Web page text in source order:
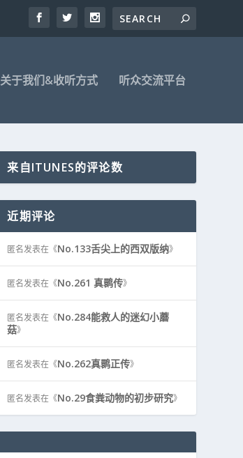
关于我们&收听方式 听众交流平台
来自ITUNES的评论数
近期评论
匿名发表在《No.133舌尖上的西双版纳》
匿名发表在《No.261 真鹮传》
匿名发表在《No.284能救人的迷幻小蘑
菇》
匿名发表在《No.262真鹮正传》
匿名发表在《No.29食粪动物的初步研究》